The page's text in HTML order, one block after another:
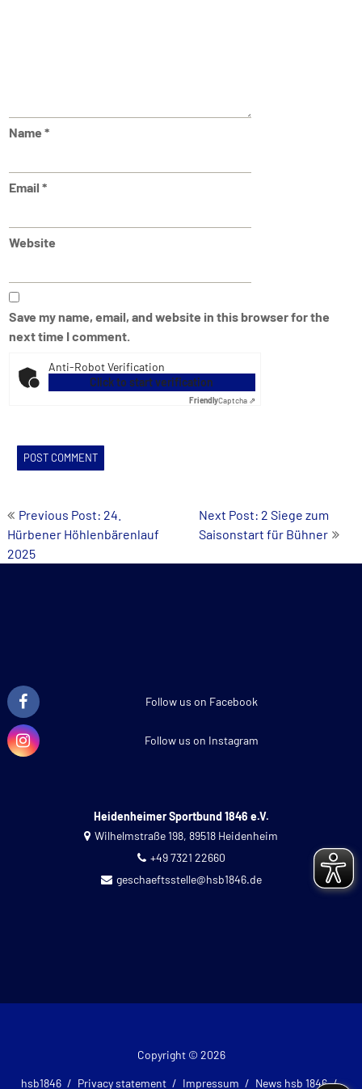
Name *
Email *
Website
Save my name, email, and website in this browser for the
next time I comment.
Anti-Robot Verification
Click to start verification
FriendlyCaptcha ⇗
Post
navigation
Previous Post: 24.
Hürbener Höhlenbärenlauf
2025
Next Post: 2 Siege zum
Saisonstart für Bühner
Follow us on Facebook
Follow us on Instagram
Heidenheimer Sportbund 1846 e.V.
Wilhelmstraße 198, 89518 Heidenheim
+49 7321 22660
geschaeftsstelle@hsb1846.de
Copyright © 2026
hsb1846 Privacy statement Impressum News hsb 1846